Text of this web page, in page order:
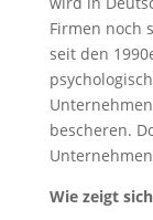
Firmen noch
seit den
bescheren.
Wie zeigt